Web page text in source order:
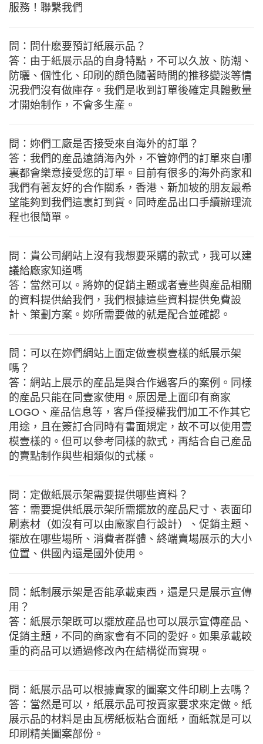
服務！聯繫我們
問：問什麽要預訂紙展示品？
答：由于紙展示品的自身特點，不可以久放、防潮、
防曬、個性化、印刷的顔色隨著時間的推移變淡等情
況我們沒有做庫存。我們是收到訂單後確定具體數量
才開始制作，不會多生産。
問：妳們工廠是否接受來自海外的訂單？
答：我們的産品遠銷海內外，不管妳們的訂單來自哪
裏都會樂意接受您的訂單。目前有很多的海外商家和
我們有著友好的合作關系，香港、新加坡的朋友最希
望能夠到我們這裏訂到貨。同時産品出口手續辦理流
程也很簡單。
問：貴公司網站上沒有我想要采購的款式，我可以建
議給廠家知道嗎
答：當然可以。將妳的促銷主題或者壹些與産品相關
的資料提供給我們，我們根據這些資料提供免費設
計、策劃方案。妳所需要做的就是配合並確認。
問：可以在妳們網站上面定做壹模壹樣的紙展示架
嗎？
答：網站上展示的産品是與合作過客戶的案例。同樣
的産品只能在同壹家使用。原因是上面印有商家
LOGO、産品信息等，客戶僅授權我們加工不作其它
用途，且在簽訂合同時有書面規定，故不可以使用壹
模壹樣的。但可以參考同樣的款式，再結合自己産品
的賣點制作與些相類似的式樣。
問：定做紙展示架需要提供哪些資料？
答：需要提供紙展示架所需擺放的産品尺寸、表面印
刷素材（如沒有可以由廠家自行設計）、促銷主題、
擺放在哪些場所、消費者群體、終端賣場展示的大小
位置、供國內還是國外使用。
問：紙制展示架是否能承載東西，還是只是展示宣傳
用？
答：紙展示架既可以擺放産品也可以展示宣傳産品、
促銷主題，不同的商家會有不同的愛好。如果承載較
重的商品可以通過修改內在結構從而實現。
問：紙展示品可以根據賣家的圖案文件印刷上去嗎？
答：當然是可以，紙展示品可按賣家要求來定做。紙
展示品的材料是由瓦楞紙板粘合面紙，面紙就是可以
印刷精美圖案部份。